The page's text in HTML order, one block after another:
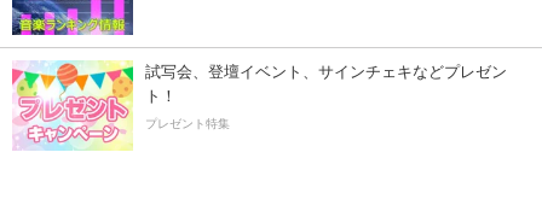
試写会、登壇イベント、サインチェキなどプレゼン
ト！
プレゼント特集